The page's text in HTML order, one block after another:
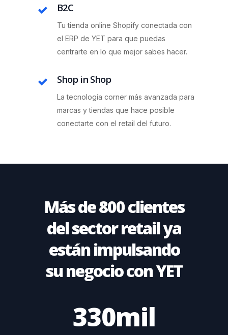
B2C
Tu tienda online Shopify conectada con
el ERP de YET para que puedas
centrarte en lo que mejor sabes hacer.
Shop in Shop
La tecnología corner más avanzada para
marcas y tiendas que hace posible
conectarte con el retail del futuro.
Más de 800 clientes
del sector retail ya
están impulsando
su negocio con YET
330mil